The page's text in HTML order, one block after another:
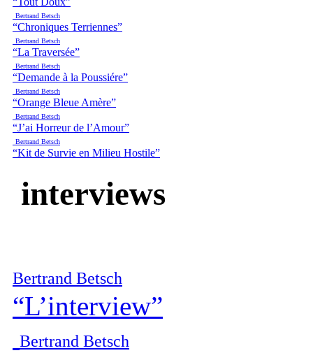
Bertrand Betsch
“Chroniques Terriennes”
Bertrand Betsch
“La Traversée”
Bertrand Betsch
“Demande à la Poussiére”
Bertrand Betsch
“Orange Bleue Amère”
Bertrand Betsch
“J’ai Horreur de l’Amour”
Bertrand Betsch
“Kit de Survie en Milieu Hostile”
interviews
Bertrand Betsch
“L’interview”
Bertrand Betsch